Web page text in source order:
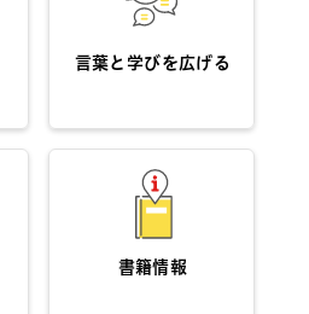
言葉と学びを広げる
書籍情報